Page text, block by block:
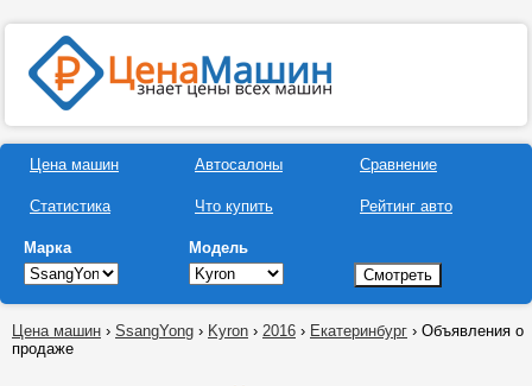
Цена машин
Статистика
Автосалоны
Что купить
Сравнение
Рейтинг авто
Марка Модель
Цена машин › SsangYong › Kyron › 2016 › Екатеринбург › Объявления о
продаже